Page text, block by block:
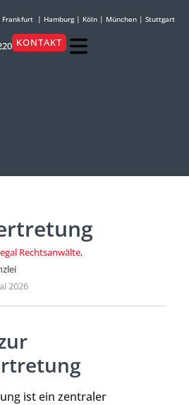
Frankfurt | Hamburg| Köln | München | Stuttgart
KONTAKT
Rechtsanwälte,
2026
ist ein zentraler